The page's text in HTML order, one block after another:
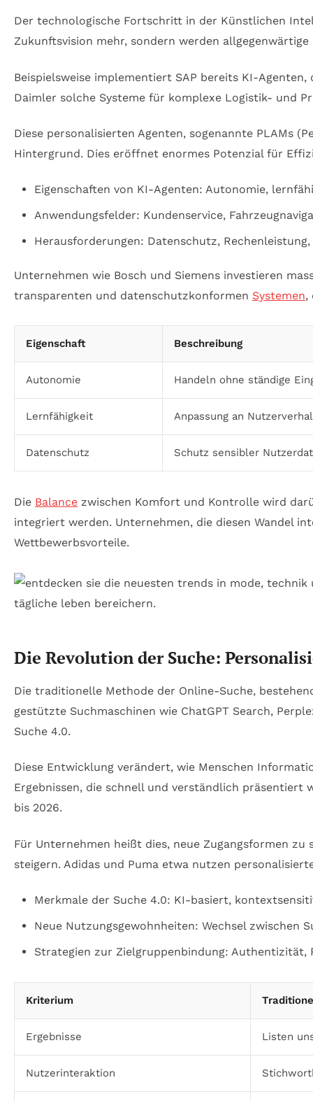
Der technologische Fortschritt in der Künstlichen
Zukunftsvision mehr, sondern werden
Beispielsweise implementiert SAP bereits KI-
Daimler solche Systeme für komplexe Logistik- und
Diese personalisierten Agenten, sogenannte PLAMs
Hintergrund. Dies eröffnet enormes Potenzial für
Eigenschaften von KI-Agenten: Autonomie,
Anwendungsfelder: Kundenservice,
Herausforderungen: Datenschutz,
Unternehmen wie Bosch und Siemens investieren
transparenten und datenschutzkonformen Systemen,
Eigenschaft Beschreibung
Autonomie Handeln ohne ständige
Lernfähigkeit Anpassung an
Datenschutz Schutz sensibler
Die Balance zwischen Komfort und Kontrolle wird
integriert werden. Unternehmen, die diesen Wandel
Wettbewerbsvorteile.
Die Revolution der Suche:
Die traditionelle Methode der Online-Suche,
gestützte Suchmaschinen wie ChatGPT Search,
Suche 4.0.
Diese Entwicklung verändert, wie Menschen
Ergebnissen, die schnell und verständlich
bis 2026.
Für Unternehmen heißt dies, neue Zugangsformen
steigern. Adidas und Puma etwa nutzen
Merkmale der Suche 4.0: KI-basiert,
Neue Nutzungsgewohnheiten: Wechsel zwischen
Strategien zur Zielgruppenbindung: Authentizität,
Kriterium
Ergebnisse Listen
Nutzerinteraktion